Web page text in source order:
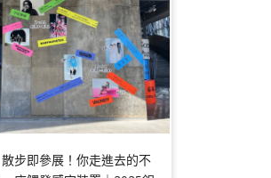
步即參展！你走進去的不